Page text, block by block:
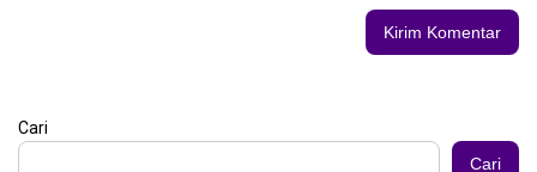
Cari
Cari